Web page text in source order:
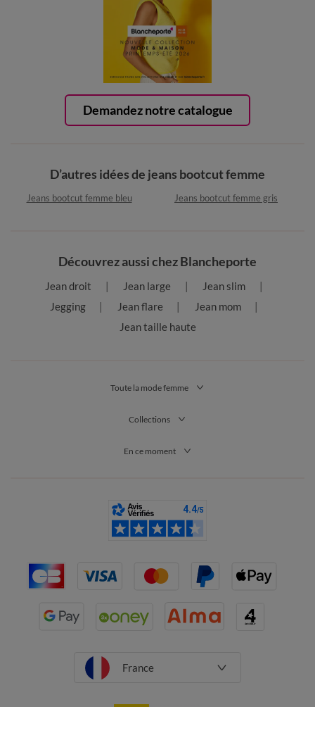
Demandez notre catalogue
D’autres idées de jeans bootcut femme
Jeans bootcut femme bleu Jeans bootcut femme gris
Découvrez aussi chez Blancheporte
Jean droit Jean large
Jean slim
Jegging
Jean flare
Jean mom
Jean taille haute
Toute la mode femme
Collections
En ce moment
France